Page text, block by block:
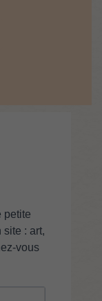
petite
site : art,
vous